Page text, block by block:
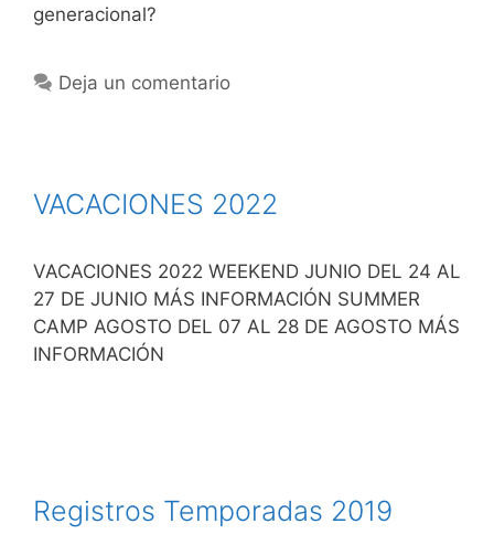
generacional?
Deja un comentario
VACACIONES 2022
VACACIONES 2022 WEEKEND JUNIO DEL 24 AL
27 DE JUNIO MÁS INFORMACIÓN SUMMER
CAMP AGOSTO DEL 07 AL 28 DE AGOSTO MÁS
INFORMACIÓN
Registros Temporadas 2019